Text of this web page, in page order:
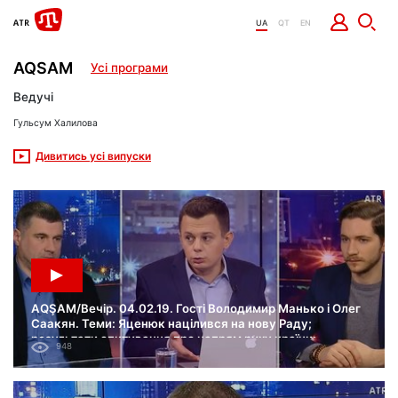
UA QT EN
AQSAM Усі програми
AQŞAM/Вечір. 04.02.19. Гості Володимир Манько і Олег
Саакян. Теми: Яценюк націлився на нову Раду;
результати опитування про напрям руху країни;
лідерство у президентских перегонах.
948
Ведучі
Гульсум Халилова
Дивитись усі випуски